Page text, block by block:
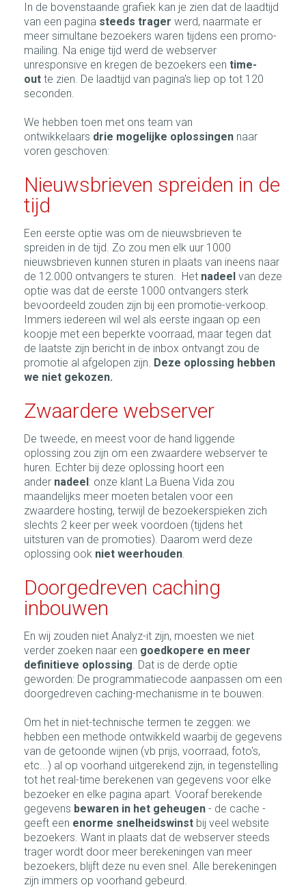
In de bovenstaande grafiek kan je zien dat de laadtijd
van een pagina steeds trager werd, naarmate er
meer simultane bezoekers waren tijdens een promo-
mailing. Na enige tijd werd de webserver
unresponsive en kregen de bezoekers een time-
out te zien. De laadtijd van pagina's liep op tot 120
seconden.
We hebben toen met ons team van
ontwikkelaars drie mogelijke oplossingen naar
voren geschoven:
Nieuwsbrieven spreiden in de
tijd
Een eerste optie was om de nieuwsbrieven te
spreiden in de tijd. Zo zou men elk uur 1000
nieuwsbrieven kunnen sturen in plaats van ineens naar
de 12.000 ontvangers te sturen. Het nadeel van deze
optie was dat de eerste 1000 ontvangers sterk
bevoordeeld zouden zijn bij een promotie-verkoop.
Immers iedereen wil wel als eerste ingaan op een
koopje met een beperkte voorraad, maar tegen dat
de laatste zijn bericht in de inbox ontvangt zou de
promotie al afgelopen zijn. Deze oplossing hebben
we niet gekozen.
Zwaardere webserver
De tweede, en meest voor de hand liggende
oplossing zou zijn om een zwaardere webserver te
huren. Echter bij deze oplossing hoort een
ander nadeel : onze klant La Buena Vida zou
maandelijks meer moeten betalen voor een
zwaardere hosting, terwijl de bezoekerspieken zich
slechts 2 keer per week voordoen (tijdens het
uitsturen van de promoties). Daarom werd deze
oplossing ook niet weerhouden.
Doorgedreven caching
inbouwen
En wij zouden niet Analyz-it zijn, moesten we niet
verder zoeken naar een goedkopere en meer
definitieve oplossing. Dat is de derde optie
geworden: De programmatiecode aanpassen om een
doorgedreven caching-mechanisme in te bouwen.
Om het in niet-technische termen te zeggen: we
hebben een methode ontwikkeld waarbij de gegevens
van de getoonde wijnen (vb prijs, voorraad, foto's,
etc...) al op voorhand uitgerekend zijn, in tegenstelling
tot het real-time berekenen van gegevens voor elke
bezoeker en elke pagina apart. Vooraf berekende
gegevens bewaren in het geheugen - de cache -
geeft een enorme snelheidswinst bij veel website
bezoekers. Want in plaats dat de webserver steeds
trager wordt door meer berekeningen van meer
bezoekers, blijft deze nu even snel. Alle berekeningen
zijn immers op voorhand gebeurd.